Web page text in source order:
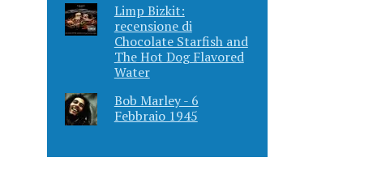
Limp Bizkit:
recensione di
Chocolate Starfish and
The Hot Dog Flavored
Water
Bob Marley - 6
Febbraio 1945